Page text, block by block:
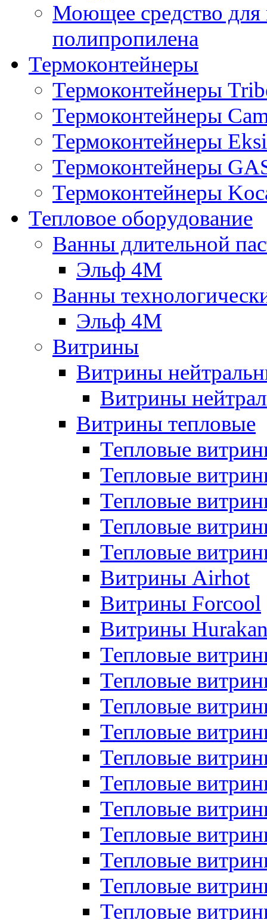
Моющее средство для
полипропилена
Термоконтейнеры
Термоконтейнеры
Термоконтейнеры
Термоконтейнеры Eksi
Термоконтейнеры
Термоконтейнеры
Тепловое оборудование
Ванны длительной
Эльф 4М
Ванны
Эльф 4М
Витрины
Витрины
Витрины
Витрины тепловые
Тепловые
Тепловые
Тепловые
Тепловые
Тепловые
Витрины Airhot
Витрины Forcool
Витрины
Тепловые
Тепловые
Тепловые
Тепловые
Тепловые
Тепловые
Тепловые
Тепловые
Тепловые
Тепловые
Тепловые